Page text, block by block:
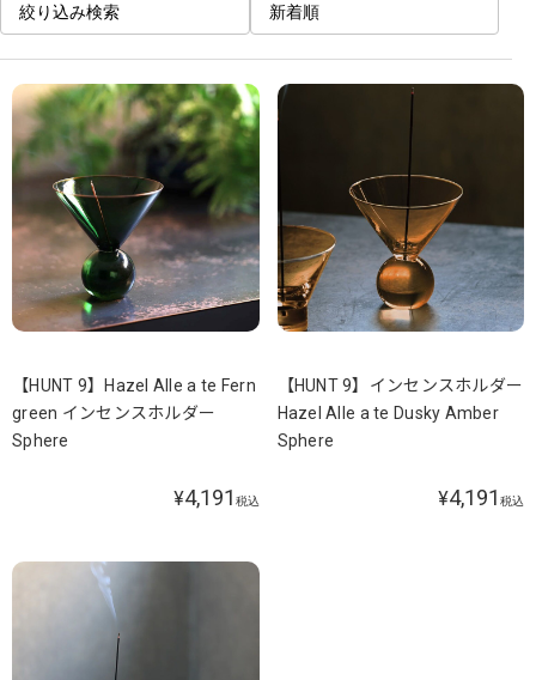
絞り込み検索 新着順
【HUNT 9】Hazel Alle a te Fern
green インセンスホルダー
Sphere
¥4,191 税込
【HUNT 9】インセンスホルダー
Hazel Alle a te Dusky Amber
Sphere
¥4,191 税込